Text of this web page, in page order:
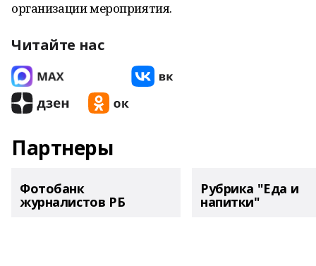
организации мероприятия.
Читайте нас
Партнеры
Фотобанк
журналистов РБ
Рубрика "Еда и
напитки"